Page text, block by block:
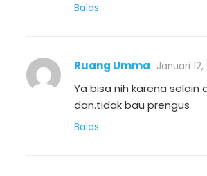
Balas
Ruang Umma Januari
Ya bisa nih karena selain
dan.tidak bau prengus
Balas